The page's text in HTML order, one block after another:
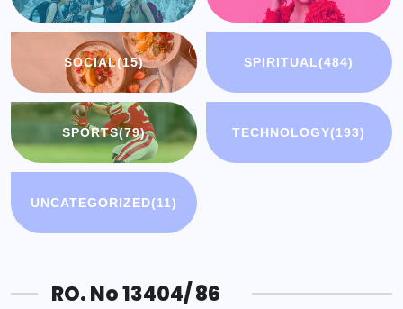
SOCIAL(15) SPIRITUAL(484)
SPORTS(79) TECHNOLOGY(193)
UNCATEGORIZED(11)
RO. No 13404/ 86